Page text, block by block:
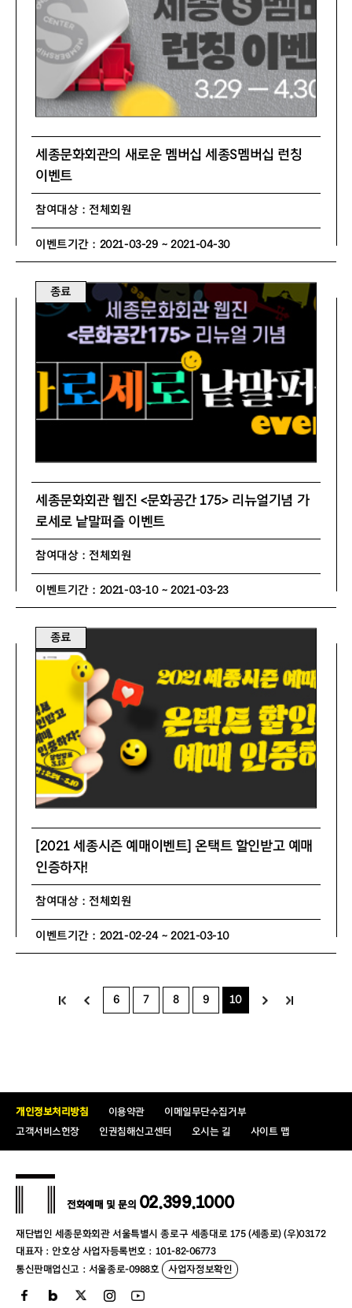
세종문화회관의 새로운 멤버십 세종S멤버십 런칭
이벤트
참여대상 : 전체회원
이벤트기간 : 2021-03-29 ~ 2021-04-30
종료
세종문화회관 웹진 <문화공간 175> 리뉴얼기념 가
로세로 낱말퍼즐 이벤트
참여대상 : 전체회원
이벤트기간 : 2021-03-10 ~ 2021-03-23
종료
[2021 세종시즌 예매이벤트] 온택트 할인받고 예매
인증하자!
참여대상 : 전체회원
이벤트기간 : 2021-02-24 ~ 2021-03-10
6 7 8 9 10
개인정보처리방침 이용약관
이메일무단수집거부
고객서비스헌장
인권침해신고센터 오시는 길 사이트 맵
재단법인 세종문화회관 서울특별시 종로구 세종대로 175 (세종로) (우)03172
대표자 : 안호상 사업자등록번호 : 101-82-06773
통신판매업신고 : 서울종로-0988호 사업자정보확인
전화예매 및 문의 02.399.1000